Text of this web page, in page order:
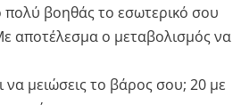
πολύ βοηθάς το εσωτερικό σου
αποτέλεσμα ο μεταβολισμός να
να μειώσεις το βάρος σου; 20 με